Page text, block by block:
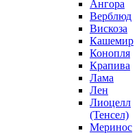
Ангора
Верблюд
Вискоза
Кашемир
Конопля
Крапива
Лама
Лен
Лиоцелл
(Тенсел)
Меринос